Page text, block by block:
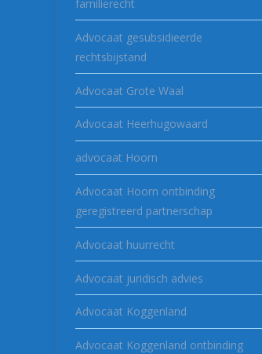
familierecht
Advocaat gesubsidieerde
rechtsbijstand
Advocaat Grote Waal
Advocaat Heerhugowaard
advocaat Hoorn
Advocaat Hoorn ontbinding
geregistreerd partnerschap
Advocaat huurrecht
Advocaat juridisch advies
Advocaat Koggenland
Advocaat Koggenland ontbinding